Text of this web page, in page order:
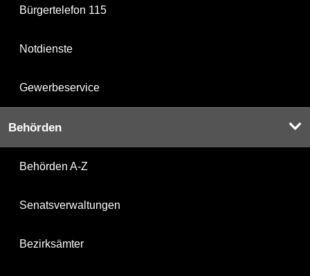
Bürgertelefon 115
Notdienste
Gewerbeservice
Behörden
Behörden A-Z
Senatsverwaltungen
Bezirksämter